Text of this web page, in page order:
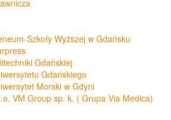
Szkoły Wyższej w Gdańsku
Gdańskiej
Gdańskiego
Morski w Gdyni
VM Group sp. k. ( Grupa Via Medica)